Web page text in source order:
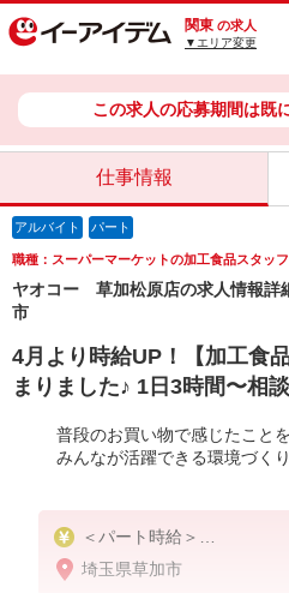
関東 の求人
▼エリア変更
この求人の応募期間は既
仕事情報
アルバイト パート
職種：スーパーマーケットの加工食品スタッフ
ヤオコー 草加松原店の求人情報詳
市
4月より時給UP！【加工食
まりました♪ 1日3時間〜相
普段のお買い物で感じたこと
みんなが活躍できる環境づく
＜パート時給＞
時給1,350円〜1,500円（曜
時給1350円〜
埼玉県草加市